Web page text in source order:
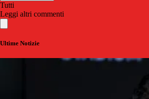
Tutti
Leggi altri commenti
Ultime Notizie